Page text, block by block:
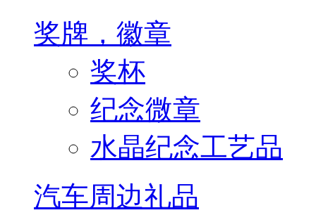
奖牌，徽章
奖杯
纪念微章
水晶纪念工艺品
汽车周边礼品